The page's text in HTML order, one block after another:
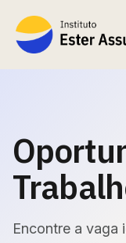
Encontre a vaga